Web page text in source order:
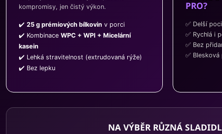
kompromisy, jen čistý výkon.
✔️ 25 g prémiových bílkovin v porci
✔️ Kombinace WPC + WPI + Micelární
kasein
✔️ Lehká stravitelnost (extrudovaná rýže)
✔️ Bez lepku
PRO?
✅ Delší
✅ Rychlá i
✅ Bez
✅
NA VÝBĚR RŮZNÁ